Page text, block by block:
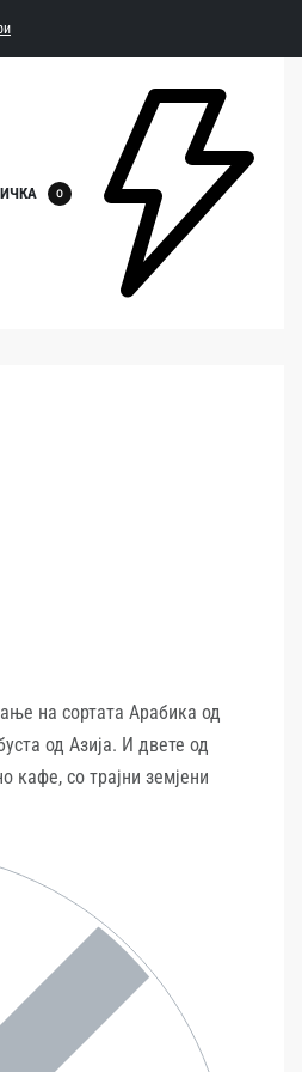
0
на сортата Арабика од
од Азија. И двете од
кафе, со трајни земјени